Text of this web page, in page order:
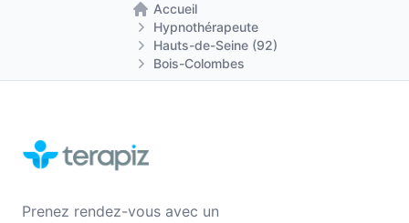
Accueil
Retour à la page d'accueil
Hypnothérapeute
Hauts-de-Seine (92)
Bois-Colombes
Prenez rendez-vous avec un